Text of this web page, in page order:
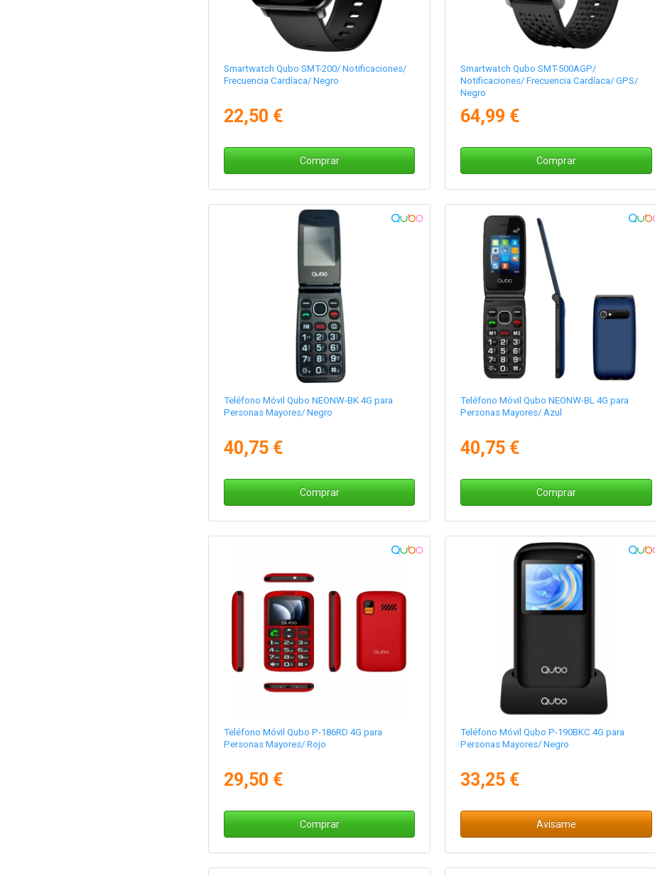
Smartwatch Qubo SMT-200/ Notificaciones/
Frecuencia Cardíaca/ Negro
22,50 €
Comprar
Smartwatch Qubo SMT-500AGP/
Notificaciones/ Frecuencia Cardíaca/ GPS/
Negro
64,99 €
Comprar
Teléfono Móvil Qubo NEONW-BK 4G para
Personas Mayores/ Negro
40,75 €
Comprar
Teléfono Móvil Qubo NEONW-BL 4G para
Personas Mayores/ Azul
40,75 €
Comprar
Teléfono Móvil Qubo P-186RD 4G para
Personas Mayores/ Rojo
29,50 €
Comprar
Teléfono Móvil Qubo P-190BKC 4G para
Personas Mayores/ Negro
33,25 €
Avísame